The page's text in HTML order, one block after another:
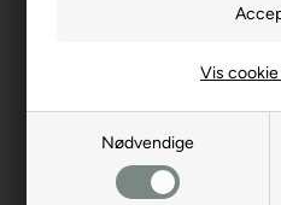
Nødvendige
Vis
Siemens iQ700
LD88WMM65
iQ700 Bordemfang i klart glas
Lydniveau min/maks trin: 39/62